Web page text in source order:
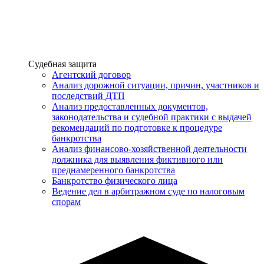
Услуги
Судебная защита
Агентский договор
Анализ дорожной ситуации, причин, участников и
последствий ДТП
Анализ предоставленных документов,
законодательства и судебной практики с выдачей
рекомендаций по подготовке к процедуре
банкротства
Анализ финансово-хозяйственной деятельности
должника для выявления фиктивного или
преднамеренного банкротства
Банкротство физического лица
Ведение дел в арбитражном суде по налоговым
спорам